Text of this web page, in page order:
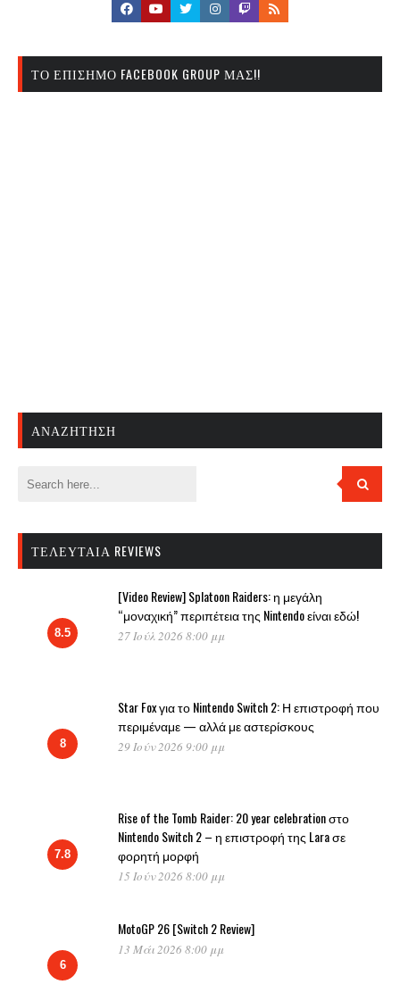
ΤΟ ΕΠΊΣΗΜΟ FACEBOOK GROUP ΜΑΣ!!
ΑΝΑΖΉΤΗΣΗ
ΤΕΛΕΥΤΑΊΑ REVIEWS
8.5
[Video Review] Splatoon Raiders: η μεγάλη
“μοναχική” περιπέτεια της Nintendo είναι εδώ!
27 Ιούλ 2026 8:00 μμ
8
Star Fox για το Nintendo Switch 2: Η επιστροφή που
περιμέναμε — αλλά με αστερίσκους
29 Ιούν 2026 9:00 μμ
7.8
Rise of the Tomb Raider: 20 year celebration στο
Nintendo Switch 2 – η επιστροφή της Lara σε
φορητή μορφή
15 Ιούν 2026 8:00 μμ
6
MotoGP 26 [Switch 2 Review]
13 Μάι 2026 8:00 μμ